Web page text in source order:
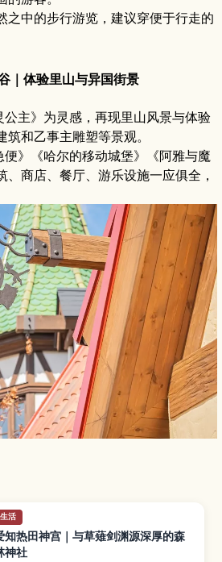
之中的步行游览，建议穿便于行走的
｜体验里山与异国街景
主》为灵感，再现里山风景与体验
和乙事主雕塑等景观。
》《哈尔的移动城堡》《阿雅与魔
商店、餐厅、游乐设施一应俱全，
生活
知热田神宫｜与草薙剑渊源深厚的森
神社